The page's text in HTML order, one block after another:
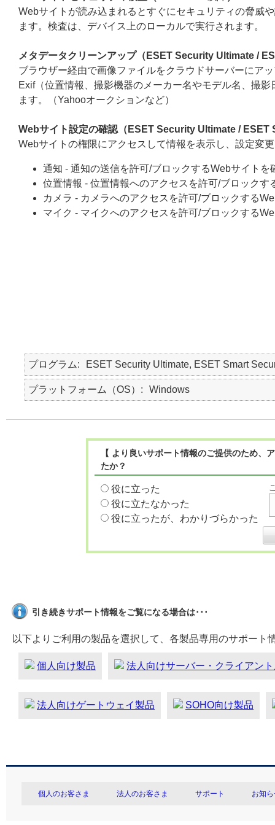
Webサイトが読み込まれるとすぐにセキュリティの脅威
ます。検査は、デバイス上のローカルで実行されます。
メタデータクリーンアップ（ESET Security Ultimate /
ブラウザー経由で画像ファイルをクラウドサーバーにア
Exif（位置情報、撮影機器のメーカー名やモデル名、撮
ます。（Yahooオークションなど）
Webサイト設定の確認（ESET Security Ultimate /
Webサイトの権限にアクセスして情報を表示し、設定変
通知 - 通知の送信を許可/ブロックするWebサイトを
位置情報 - 位置情報へのアクセスを許可/ブロックす
カメラ - カメラへのアクセスを許可/ブロックする
マイク - マイクへのアクセスを許可/ブロックする
プログラム ESET Security Ultimate, ESET Smart
プラットフォーム（OS） Windows
【 より良いサポート情報のご提供のため
たか？
役に立った
役に立たなかった
役に立ったが、わかりづらかった
引き続きサポート情報をご覧になる場合は･･･
以下よりご利用の製品を選択して、各製品専用のサポート
個人向け製品 法人向けサーバー・クライアン
法人向けゲートウェイ製品 SOHO向け製品
個人のお客さま 法人のお客さま サポート お知